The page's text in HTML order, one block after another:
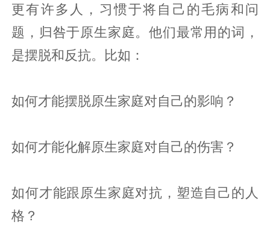
更有许多人，习惯于将自己的毛病和问
题，归咎于原生家庭。他们最常用的词，
是摆脱和反抗。比如：
如何才能摆脱原生家庭对自己的影响？
如何才能化解原生家庭对自己的伤害？
如何才能跟原生家庭对抗，塑造自己的人
格？